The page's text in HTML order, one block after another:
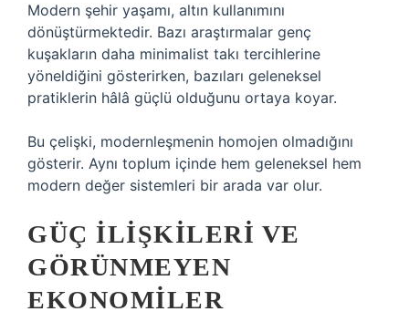
Modern şehir yaşamı, altın kullanımını
dönüştürmektedir. Bazı araştırmalar genç
kuşakların daha minimalist takı tercihlerine
yöneldiğini gösterirken, bazıları geleneksel
pratiklerin hâlâ güçlü olduğunu ortaya koyar.
Bu çelişki, modernleşmenin homojen olmadığını
gösterir. Aynı toplum içinde hem geleneksel hem
modern değer sistemleri bir arada var olur.
GÜÇ İLIŞKILERI VE
GÖRÜNMEYEN
EKONOMILER